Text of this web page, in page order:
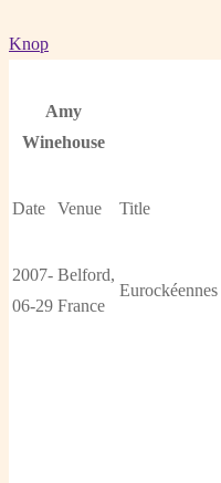
Knop
Amy
Winehouse
Date Venue Title
2007-
06-29
Belford,
France
Eurockéennes